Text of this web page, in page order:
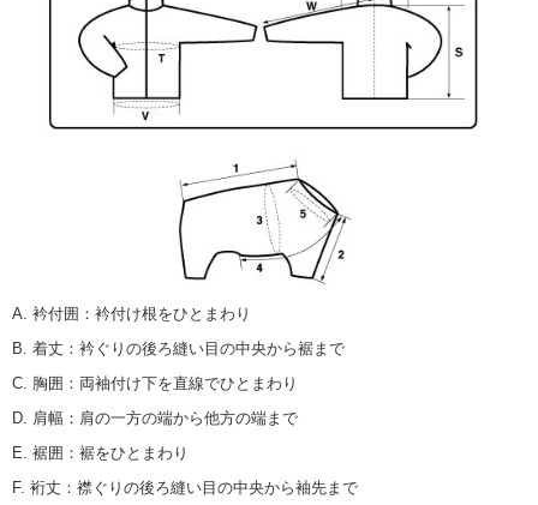
A. 衿付囲 ： 衿付け根をひとまわり
B. 着丈 ： 衿ぐりの後ろ縫い目の中央から裾まで
C. 胸囲 ： 両袖付け下を直線でひとまわり
D. 肩幅 ： 肩の一方の端から他方の端まで
E. 裾囲 ： 裾をひとまわり
F. 裄丈 ： 襟ぐりの後ろ縫い目の中央から袖先まで